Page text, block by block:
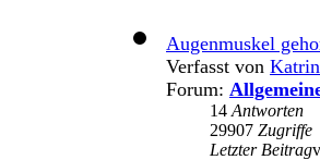
Augenmuskel
Verfasst von
Forum:
14 Antworten
29907 Zugriffe
Letzter Beitrag